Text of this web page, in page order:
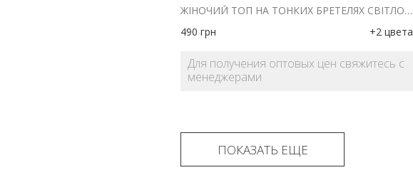
ЖІНОЧИЙ ТОП НА ТОНКИХ БРЕТЕЛЯХ СВІТЛО-БЕЖЕВИЙ
490 грн +2 цвета
Для получения оптовых цен свяжитесь с
менеджерами
ПОКАЗАТЬ ЕЩЕ